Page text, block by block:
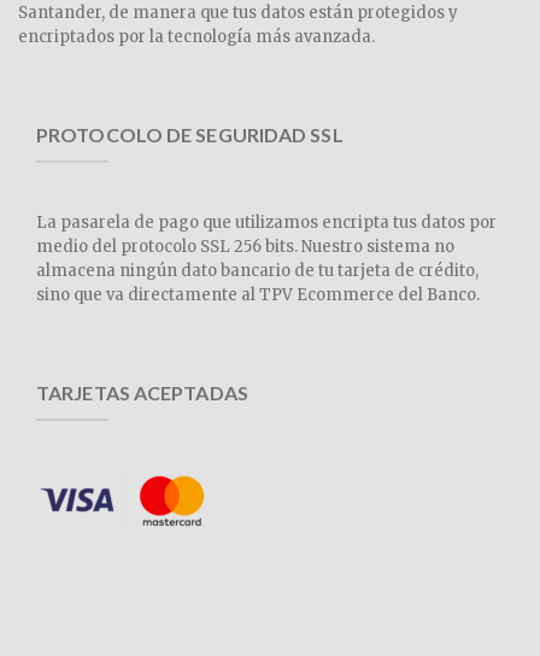
Santander, de manera que tus datos están protegidos y
encriptados por la tecnología más avanzada.
PROTOCOLO DE SEGURIDAD SSL
La pasarela de pago que utilizamos encripta tus datos por
medio del protocolo SSL 256 bits. Nuestro sistema no
almacena ningún dato bancario de tu tarjeta de crédito,
sino que va directamente al TPV Ecommerce del Banco.
TARJETAS ACEPTADAS